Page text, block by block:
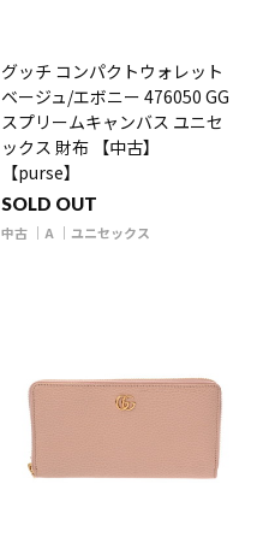
グッチ コンパクトウォレット
ベージュ/エボニー 476050 GG
スプリームキャンバス ユニセ
ックス 財布 【中古】
【purse】
SOLD OUT
中古 A ユニセックス